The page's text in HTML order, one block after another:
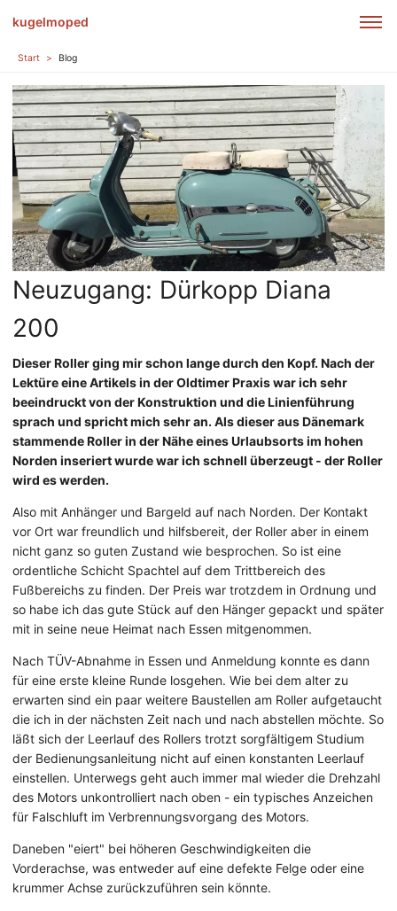
kugelmoped
Start Blog
Neuzugang: Dürkopp Diana
200
Dieser Roller ging mir schon lange durch den Kopf. Nach der
Lektüre eine Artikels in der Oldtimer Praxis war ich sehr
beeindruckt von der Konstruktion und die Linienführung
sprach und spricht mich sehr an. Als dieser aus Dänemark
stammende Roller in der Nähe eines Urlaubsorts im hohen
Norden inseriert wurde war ich schnell überzeugt - der Roller
wird es werden.
Also mit Anhänger und Bargeld auf nach Norden. Der Kontakt
vor Ort war freundlich und hilfsbereit, der Roller aber in einem
nicht ganz so guten Zustand wie besprochen. So ist eine
ordentliche Schicht Spachtel auf dem Trittbereich des
Fußbereichs zu finden. Der Preis war trotzdem in Ordnung und
so habe ich das gute Stück auf den Hänger gepackt und später
mit in seine neue Heimat nach Essen mitgenommen.
Nach TÜV-Abnahme in Essen und Anmeldung konnte es dann
für eine erste kleine Runde losgehen. Wie bei dem alter zu
erwarten sind ein paar weitere Baustellen am Roller aufgetaucht
die ich in der nächsten Zeit nach und nach abstellen möchte. So
läßt sich der Leerlauf des Rollers trotzt sorgfältigem Studium
der Bedienungsanleitung nicht auf einen konstanten Leerlauf
einstellen. Unterwegs geht auch immer mal wieder die Drehzahl
des Motors unkontrolliert nach oben - ein typisches Anzeichen
für Falschluft im Verbrennungsvorgang des Motors.
Daneben "eiert" bei höheren Geschwindigkeiten die
Vorderachse, was entweder auf eine defekte Felge oder eine
krummer Achse zurückzuführen sein könnte.